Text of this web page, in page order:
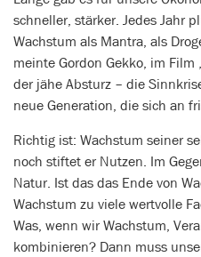
schneller, stärker. Jedes Jahr
Wachstum als Mantra, als
meinte Gordon Gekko, im Film
der jähe Absturz – die
neue Generation, die sich an
Richtig ist: Wachstum seiner
noch stiftet er Nutzen. Im
Natur. Ist das das Ende von
Wachstum zu viele wertvolle
Was, wenn wir Wachstum,
kombinieren? Dann muss